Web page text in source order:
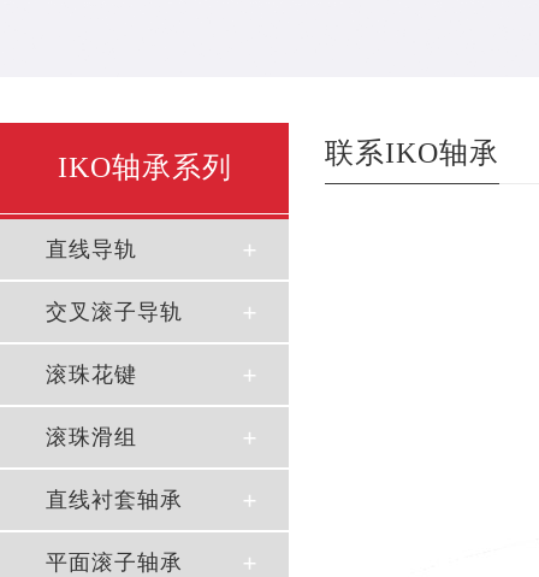
IKO轴承系列
直线导轨
交叉滚子导轨
滚珠花键
滚珠滑组
直线衬套轴承
平面滚子轴承
联系IKO轴承